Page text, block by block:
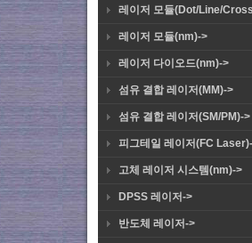
레이저 모듈(Dot/Line/
레이저 모듈(nm)->
레이저 다이오드(nm)->
섬유 결합 레이저(MM)->
섬유 결합 레이저(SM/PM)->
피그테일 레이저(FC
고체 레이저 시스템(nm)->
DPSS 레이저->
반도체 레이저->